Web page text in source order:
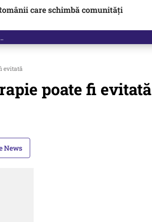
care schimbă comunități
evitată
poate fi evitată
News